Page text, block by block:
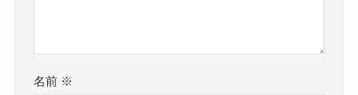
名前 ※